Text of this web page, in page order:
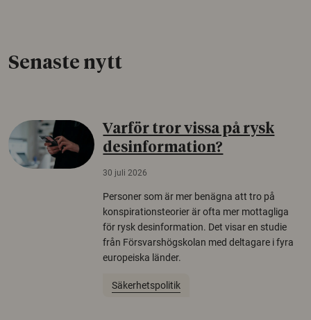
Senaste nytt
Varför tror vissa på rysk
desinformation?
30 juli 2026
Personer som är mer benägna att tro på
konspirationsteorier är ofta mer mottagliga
för rysk desinformation. Det visar en studie
från Försvarshögskolan med deltagare i fyra
europeiska länder.
Säkerhetspolitik